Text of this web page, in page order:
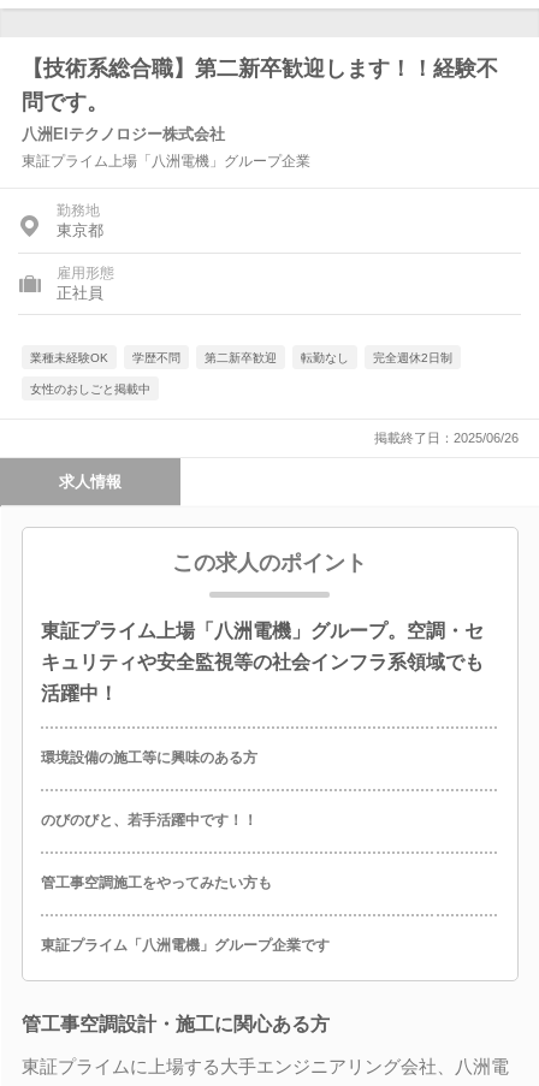
【技術系総合職】第二新卒歓迎します！！経験不
問です。
八洲EIテクノロジー株式会社
東証プライム上場「八洲電機」グループ企業
勤務地
東京都
雇用形態
正社員
業種未経験OK 学歴不問 第二新卒歓迎 転勤なし 完全週休2日制
女性のおしごと掲載中
掲載終了日：2025/06/26
求人情報
この求人のポイント
東証プライム上場「八洲電機」グループ。空調・セ
キュリティや安全監視等の社会インフラ系領域でも
活躍中！
環境設備の施工等に興味のある方
のびのびと、若手活躍中です！！
管工事空調施工をやってみたい方も
東証プライム「八洲電機」グループ企業です
管工事空調設計・施工に関心ある方
東証プライムに上場する大手エンジニアリング会社、八洲電